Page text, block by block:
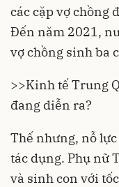
các cặp vợ chồng
Đến năm 2021,
vợ chồng sinh ba
>>Kinh tế Trung
đang diễn ra?
Thế nhưng, nỗ
tác dụng. Phụ nữ
và sinh con với